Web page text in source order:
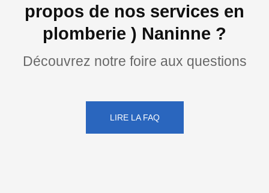
propos de nos services en
plomberie ) Naninne ?
Découvrez notre foire aux questions
LIRE LA FAQ